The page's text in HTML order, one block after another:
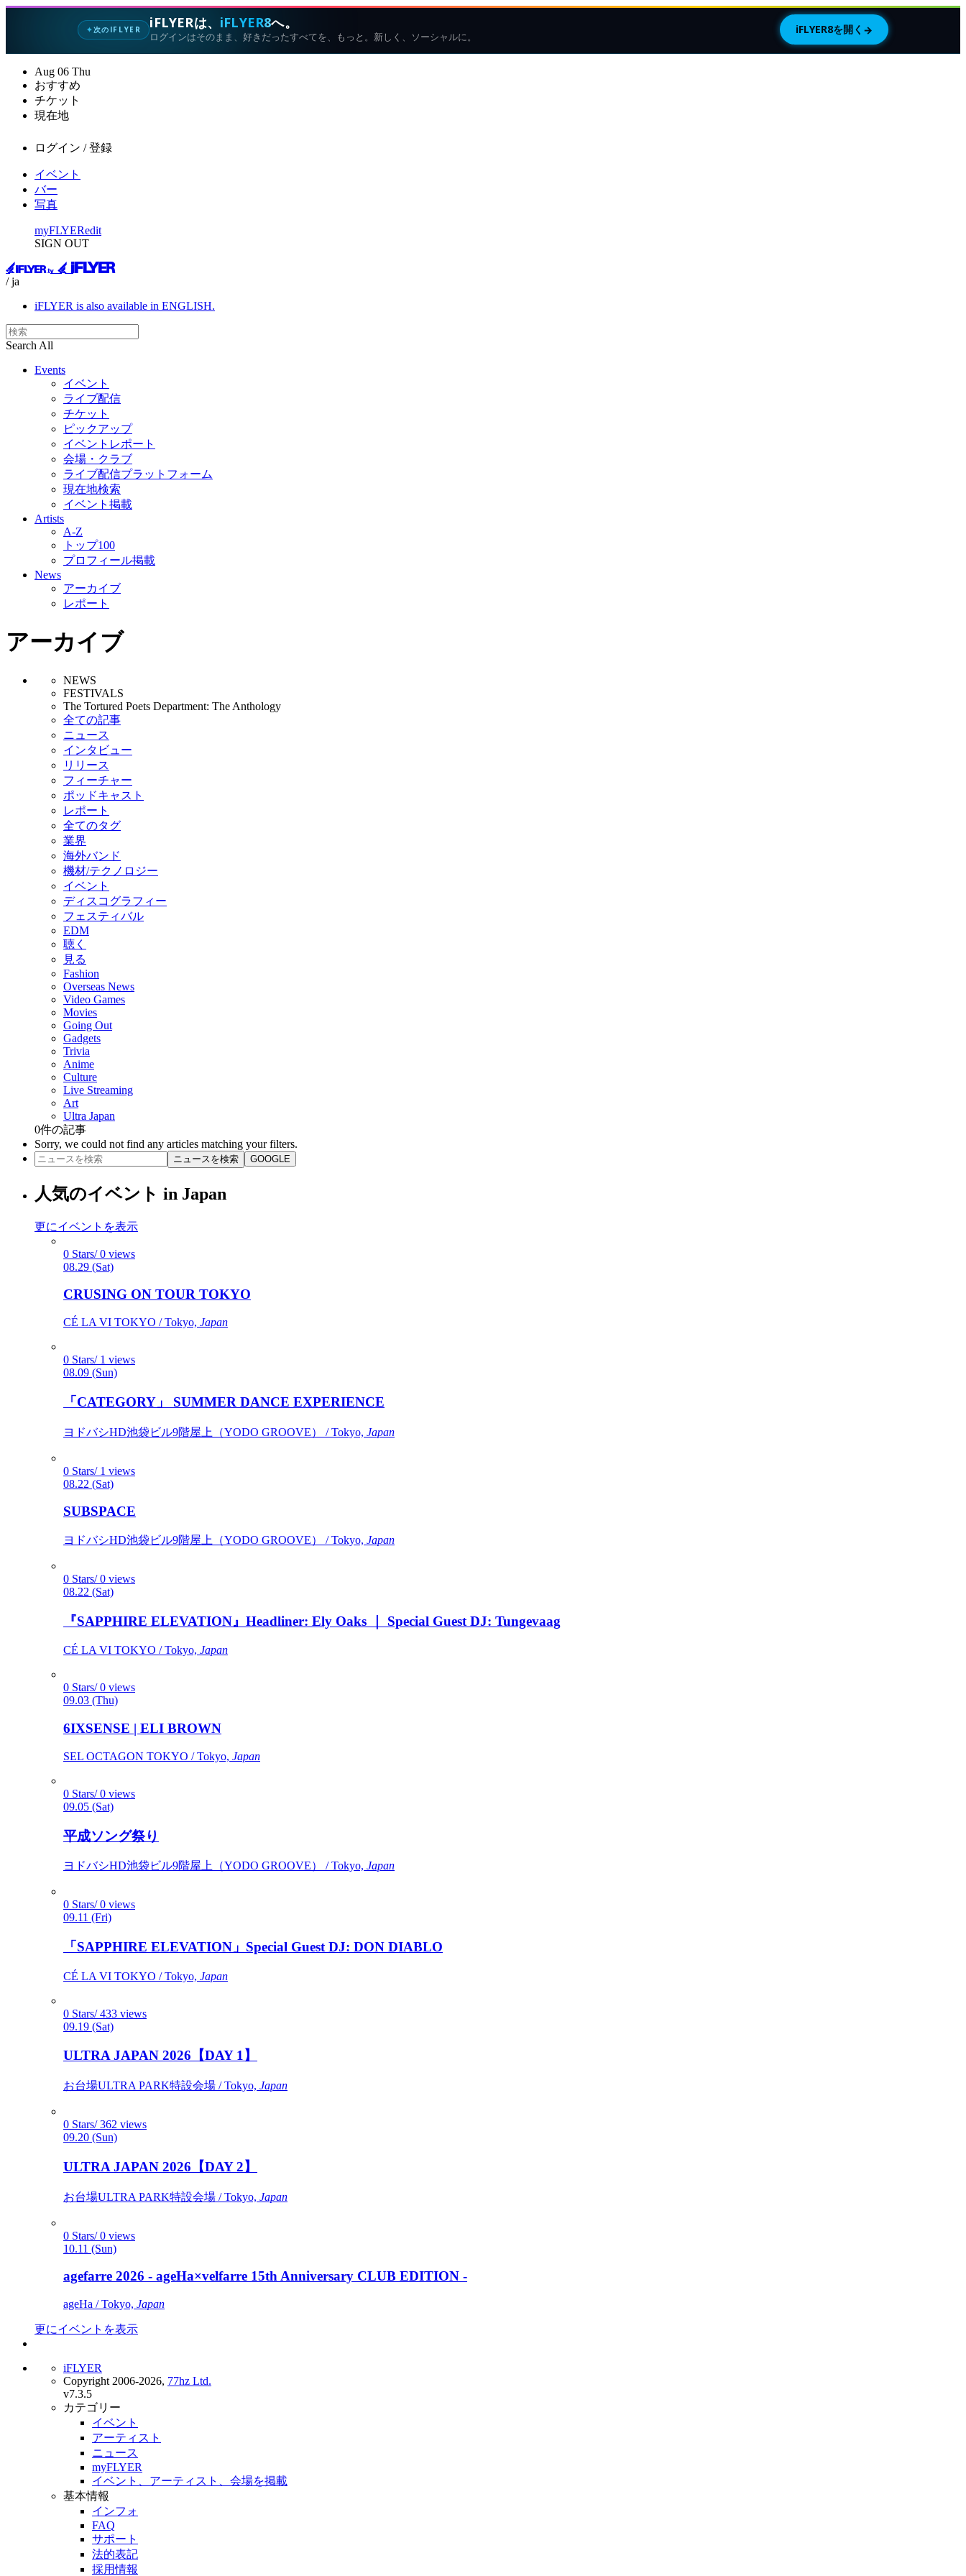
✦次のIFLYER iFLYERは、 iFLYER8へ。
ログインはそのまま、好きだったすべてを、もっと。新しく、ソーシャルに。
iFLYER8を開く →
Aug 06 Thu
おすすめ
チケット
現在地
ログイン / 登録
イベント
バー
写真
myFLYERedit
SIGN OUT
/ ja
iFLYER is also available in ENGLISH.
Search All
Events
イベント
ライブ配信
チケット
ピックアップ
イベントレポート
会場・クラブ
ライブ配信プラットフォーム
現在地検索
イベント掲載
Artists
A-Z
トップ100
プロフィール掲載
News
アーカイブ
レポート
アーカイブ
NEWS
FESTIVALS
The Tortured Poets Department: The Anthology
全ての記事
ニュース
インタビュー
リリース
フィーチャー
ポッドキャスト
レポート
全てのタグ
業界
海外バンド
機材/テクノロジー
イベント
ディスコグラフィー
フェスティバル
EDM
聴く
見る
Fashion
Overseas News
Video Games
Movies
Going Out
Gadgets
Trivia
Anime
Culture
Live Streaming
Art
Ultra Japan
0件の記事
Sorry, we could not find any articles matching your filters.
ニュースを検索 GOOGLE
人気のイベント in Japan
更にイベントを表示
0 Stars/ 0 views
08.29 (Sat)
CRUSING ON TOUR TOKYO
CÉ LA VI TOKYO / Tokyo, Japan
0 Stars/ 1 views
08.09 (Sun)
「CATEGORY」 SUMMER DANCE EXPERIENCE
ヨドバシHD池袋ビル9階屋上（YODO GROOVE） / Tokyo, Japan
0 Stars/ 1 views
08.22 (Sat)
SUBSPACE
ヨドバシHD池袋ビル9階屋上（YODO GROOVE） / Tokyo, Japan
0 Stars/ 0 views
08.22 (Sat)
『SAPPHIRE ELEVATION』Headliner: Ely Oaks ｜ Special Guest DJ: Tungevaag
CÉ LA VI TOKYO / Tokyo, Japan
0 Stars/ 0 views
09.03 (Thu)
6IXSENSE | ELI BROWN
SEL OCTAGON TOKYO / Tokyo, Japan
0 Stars/ 0 views
09.05 (Sat)
平成ソング祭り
ヨドバシHD池袋ビル9階屋上（YODO GROOVE） / Tokyo, Japan
0 Stars/ 0 views
09.11 (Fri)
「SAPPHIRE ELEVATION」Special Guest DJ: DON DIABLO
CÉ LA VI TOKYO / Tokyo, Japan
0 Stars/ 433 views
09.19 (Sat)
ULTRA JAPAN 2026【DAY 1】
お台場ULTRA PARK特設会場 / Tokyo, Japan
0 Stars/ 362 views
09.20 (Sun)
ULTRA JAPAN 2026【DAY 2】
お台場ULTRA PARK特設会場 / Tokyo, Japan
0 Stars/ 0 views
10.11 (Sun)
agefarre 2026 - ageHa×velfarre 15th Anniversary CLUB EDITION -
ageHa / Tokyo, Japan
更にイベントを表示
iFLYER
Copyright 2006-2026, 77hz Ltd.
v7.3.5
カテゴリー
イベント
アーティスト
ニュース
myFLYER
イベント、アーティスト、会場を掲載
基本情報
インフォ
FAQ
サポート
法的表記
採用情報